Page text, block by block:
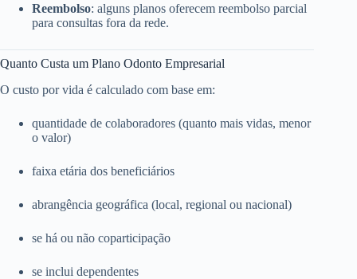
Reembolso: alguns planos oferecem reembolso parcial
para consultas fora da rede.
Quanto Custa um Plano Odonto Empresarial
O custo por vida é calculado com base em:
quantidade de colaboradores (quanto mais vidas, menor
o valor)
faixa etária dos beneficiários
abrangência geográfica (local, regional ou nacional)
se há ou não coparticipação
se inclui dependentes